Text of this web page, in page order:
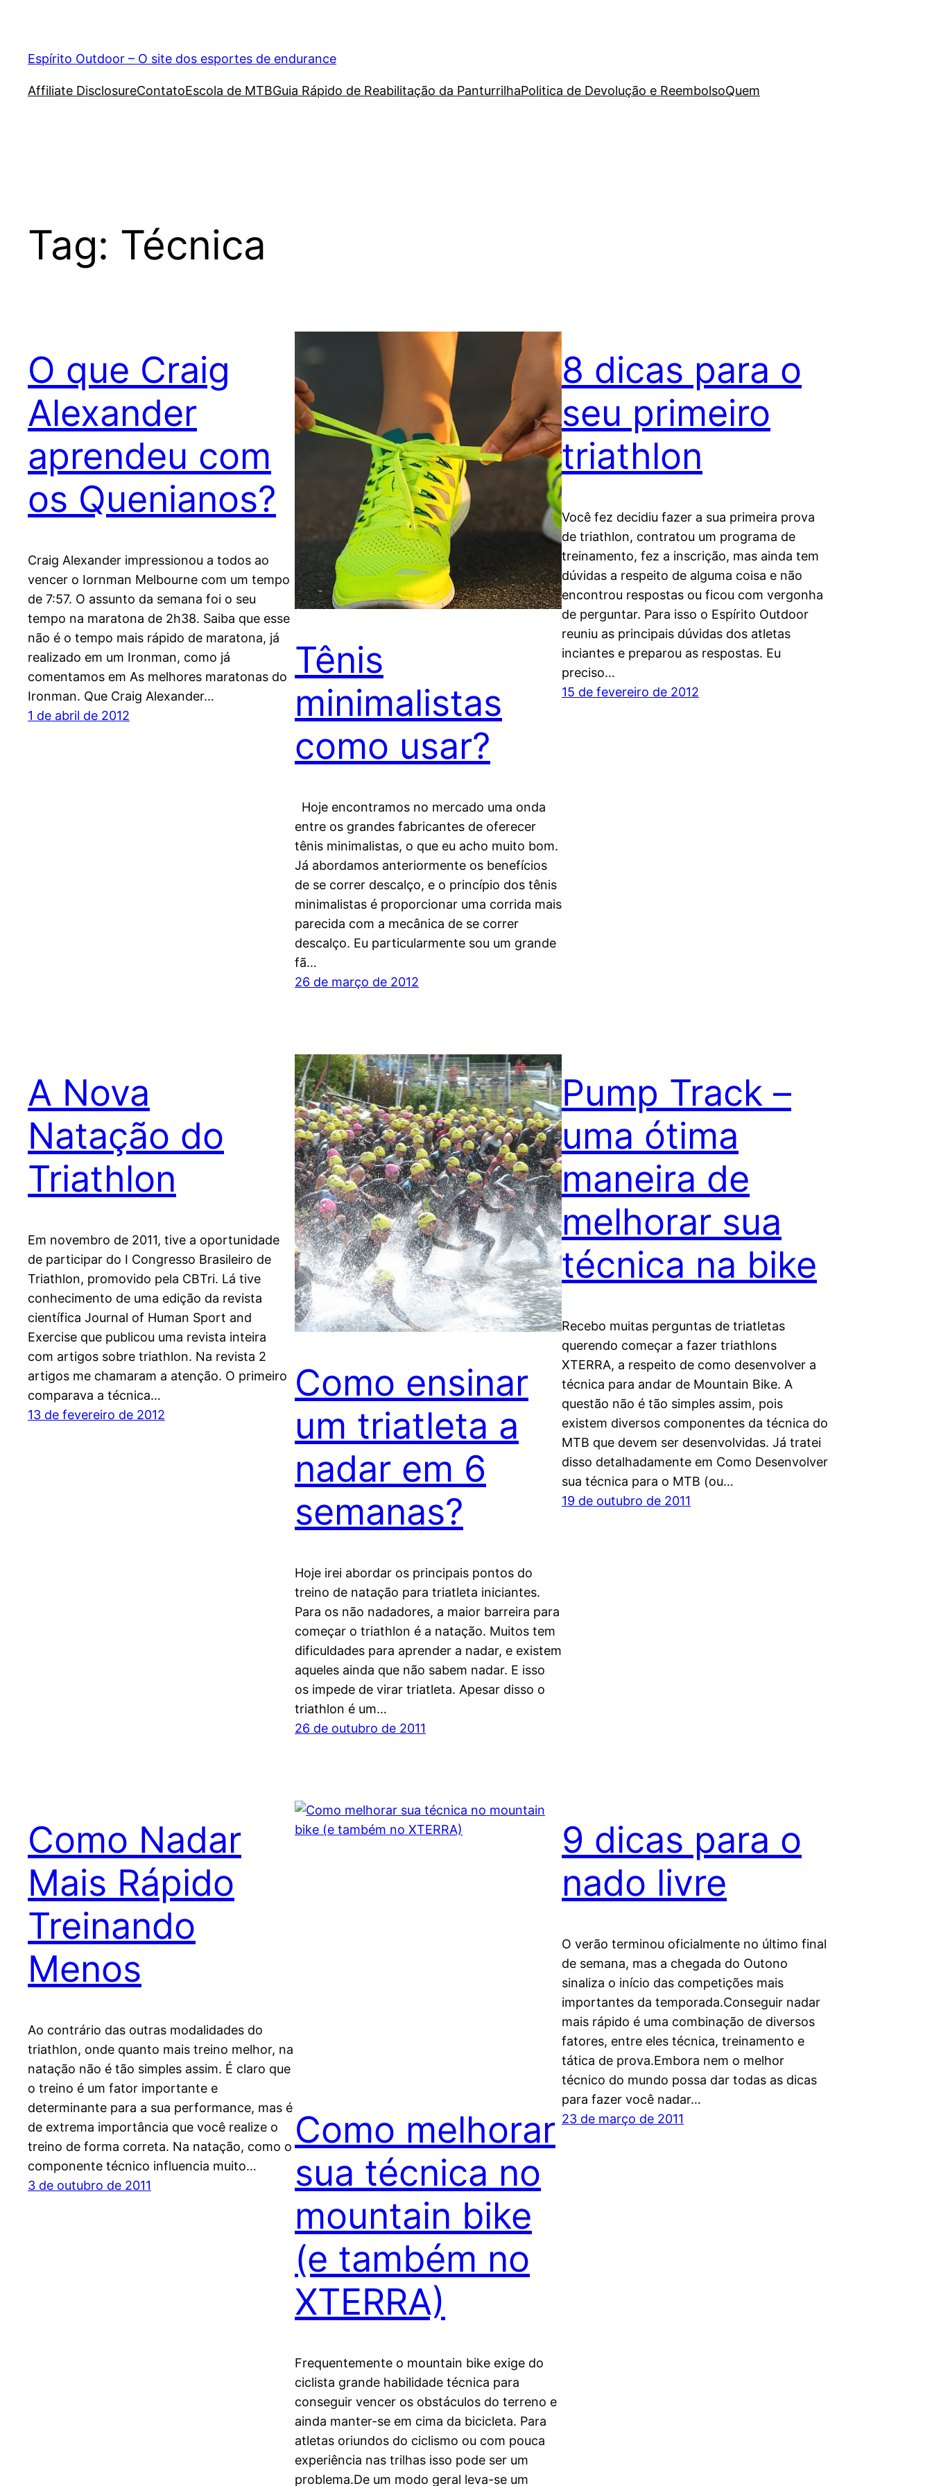
Espírito Outdoor – O site dos esportes de endurance
Affiliate DisclosureContatoEscola de MTBGuia Rápido de Reabilitação da PanturrilhaPolitica de Devolução e ReembolsoQuem
Tag: Técnica
O que Craig
Alexander
aprendeu com
os Quenianos?
Craig Alexander impressionou a todos ao
vencer o Iornman Melbourne com um tempo
de 7:57. O assunto da semana foi o seu
tempo na maratona de 2h38. Saiba que esse
não é o tempo mais rápido de maratona, já
realizado em um Ironman, como já
comentamos em As melhores maratonas do
Ironman. Que Craig Alexander…
1 de abril de 2012
Tênis
minimalistas
como usar?
Hoje encontramos no mercado uma onda
entre os grandes fabricantes de oferecer
tênis minimalistas, o que eu acho muito bom.
Já abordamos anteriormente os benefícios
de se correr descalço, e o princípio dos tênis
minimalistas é proporcionar uma corrida mais
parecida com a mecânica de se correr
descalço. Eu particularmente sou um grande
fã…
26 de março de 2012
8 dicas para o
seu primeiro
triathlon
Você fez decidiu fazer a sua primeira prova
de triathlon, contratou um programa de
treinamento, fez a inscrição, mas ainda tem
dúvidas a respeito de alguma coisa e não
encontrou respostas ou ficou com vergonha
de perguntar. Para isso o Espírito Outdoor
reuniu as principais dúvidas dos atletas
inciantes e preparou as respostas. Eu
preciso…
15 de fevereiro de 2012
A Nova
Natação do
Triathlon
Em novembro de 2011, tive a oportunidade
de participar do I Congresso Brasileiro de
Triathlon, promovido pela CBTri. Lá tive
conhecimento de uma edição da revista
científica Journal of Human Sport and
Exercise que publicou uma revista inteira
com artigos sobre triathlon. Na revista 2
artigos me chamaram a atenção. O primeiro
comparava a técnica…
13 de fevereiro de 2012
Como ensinar
um triatleta a
nadar em 6
semanas?
Hoje irei abordar os principais pontos do
treino de natação para triatleta iniciantes.
Para os não nadadores, a maior barreira para
começar o triathlon é a natação. Muitos tem
dificuldades para aprender a nadar, e existem
aqueles ainda que não sabem nadar. E isso
os impede de virar triatleta. Apesar disso o
triathlon é um…
26 de outubro de 2011
Pump Track –
uma ótima
maneira de
melhorar sua
técnica na bike
Recebo muitas perguntas de triatletas
querendo começar a fazer triathlons
XTERRA, a respeito de como desenvolver a
técnica para andar de Mountain Bike. A
questão não é tão simples assim, pois
existem diversos componentes da técnica do
MTB que devem ser desenvolvidas. Já tratei
disso detalhadamente em Como Desenvolver
sua técnica para o MTB (ou…
19 de outubro de 2011
Como Nadar
Mais Rápido
Treinando
Menos
Ao contrário das outras modalidades do
triathlon, onde quanto mais treino melhor, na
natação não é tão simples assim. É claro que
o treino é um fator importante e
determinante para a sua performance, mas é
de extrema importância que você realize o
treino de forma correta. Na natação, como o
componente técnico influencia muito…
3 de outubro de 2011
Como melhorar
sua técnica no
mountain bike
(e também no
XTERRA)
Frequentemente o mountain bike exige do
ciclista grande habilidade técnica para
conseguir vencer os obstáculos do terreno e
ainda manter-se em cima da bicicleta. Para
atletas oriundos do ciclismo ou com pouca
experiência nas trilhas isso pode ser um
problema.De um modo geral leva-se um
9 dicas para o
nado livre
O verão terminou oficialmente no último final
de semana, mas a chegada do Outono
sinaliza o início das competições mais
importantes da temporada.Conseguir nadar
mais rápido é uma combinação de diversos
fatores, entre eles técnica, treinamento e
tática de prova.Embora nem o melhor
técnico do mundo possa dar todas as dicas
para fazer você nadar…
23 de março de 2011